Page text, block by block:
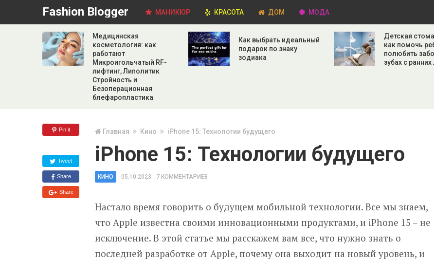
Fashion Blogger МАНИКЮР КРАСОТА ДОМ МОДА
Медицинская
косметология: как
работают
Микроигольчатый RF-
лифтинг, Липолитик
Стройность и
Безоперационная
блефаропластика
Как выбрать идеальный
подарок по знаку
зодиака
Детская
как помочь
полюбить
зубах с ранних
Pin it
Tweet
Share
Share
Главная Кино iPhone 15: Технологии будущего
iPhone 15: Технологии будущего
КИНО 05.10.2023 7 КОММЕНТАРИЕВ
Настало время говорить о будущем мобильной технологии. Все мы знаем,
что Apple известна своими инновационными продуктами, и iPhone 15 – не
исключение. В этой статье мы расскажем вам все, что нужно знать о
последней разработке от Apple, почему она выходит на новый уровень, и